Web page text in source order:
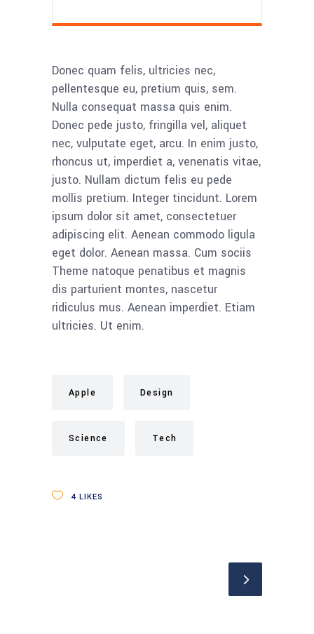
Donec quam felis, ultricies nec,
pellentesque eu, pretium quis, sem.
Nulla consequat massa quis enim.
Donec pede justo, fringilla vel, aliquet
nec, vulputate eget, arcu. In enim justo,
rhoncus ut, imperdiet a, venenatis vitae,
justo. Nullam dictum felis eu pede
mollis pretium. Integer tincidunt. Lorem
ipsum dolor sit amet, consectetuer
adipiscing elit. Aenean commodo ligula
eget dolor. Aenean massa. Cum sociis
Theme natoque penatibus et magnis
dis parturient montes, nascetur
ridiculus mus. Aenean imperdiet. Etiam
ultricies. Ut enim.
Apple Design
Science Tech
4 LIKES